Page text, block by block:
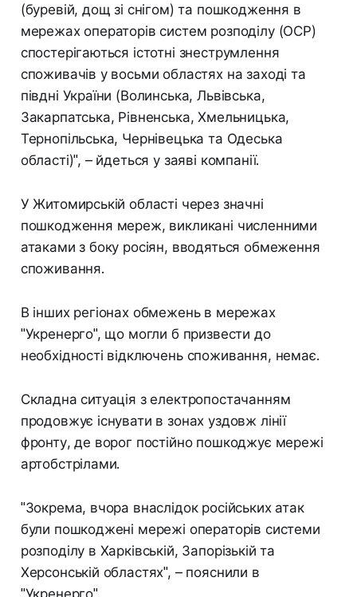
(буревій, дощ зі снігом) та пошкодження в
мережах операторів систем розподілу (ОСР)
спостерігаються істотні знеструмлення
споживачів у восьми областях на заході та
півдні України (Волинська, Львівська,
Закарпатська, Рівненська, Хмельницька,
Тернопільська, Чернівецька та Одеська
області)", – йдеться у заяві компанії.
У Житомирській області через значні
пошкодження мереж, викликані численними
атаками з боку росіян, вводяться обмеження
споживання.
В інших регіонах обмежень в мережах
"Укренерго", що могли б призвести до
необхідності відключень споживання, немає.
Складна ситуація з електропостачанням
продовжує існувати в зонах уздовж лінії
фронту, де ворог постійно пошкоджує мережі
артобстрілами.
"Зокрема, вчора внаслідок російських атак
були пошкоджені мережі операторів системи
розподілу в Харківській, Запорізькій та
Херсонській областях", – пояснили в
"Укренерго".